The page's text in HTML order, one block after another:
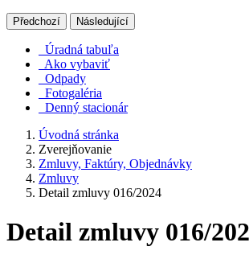
Předchozí Následující
Úradná tabuľa
Ako vybaviť
Odpady
Fotogaléria
Denný stacionár
Úvodná stránka
Zverejňovanie
Zmluvy, Faktúry, Objednávky
Zmluvy
Detail zmluvy 016/2024
Detail zmluvy 016/